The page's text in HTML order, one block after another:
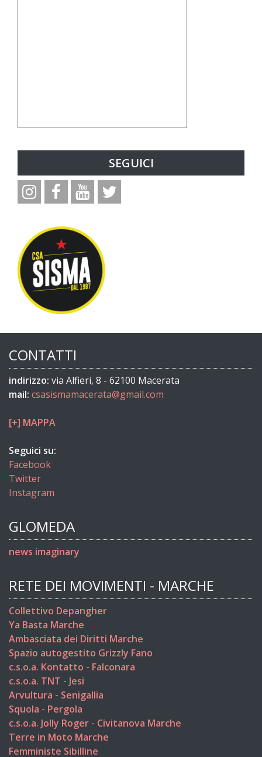
SEGUICI
CONTATTI
indirizzo: via Alfieri, 8 - 62100 Macerata
mail: csasismamacerata@gmail.com
[+] MAPPA
Seguici su:
Facebook
Twitter
Instagram
GLOMEDA
news imaginary
RETE DEI MOVIMENTI - MARCHE
Collettivo Depangher
Ya Basta Marche
Ambasciata dei Diritti Marche
Spazio autogestito Grizzly Fano
c.s.o.a. Kontatto - Falconara
c.s.o.a. TNT - Jesi
Arvultura - Senigallia
Squola - Pergola
c.s.o.a. Jolly Roger - Civitanova Marche
Terre in Moto Marche
Femministe Sibilline